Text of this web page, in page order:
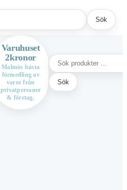
Sök
Varuhuset
2kronor
Malmös bästa
förmedling av
varor från
privatpersoner
& företag.
Sök
efter:
Sök